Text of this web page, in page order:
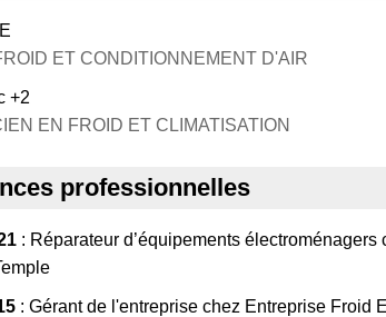
ET CONDITIONNEMENT D'AIR
+2
EN FROID ET CLIMATISATION
professionnelles
: Réparateur d’équipements
: Gérant de l'entreprise chez Entreprise Froid